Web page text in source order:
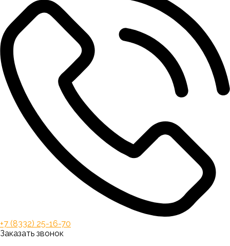
+7 (8332) 25-16-70
Заказать звонок